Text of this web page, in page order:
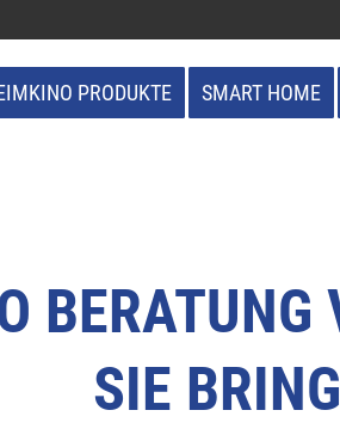
PRODUKTE SMART HOME
BERATUNG
SIE